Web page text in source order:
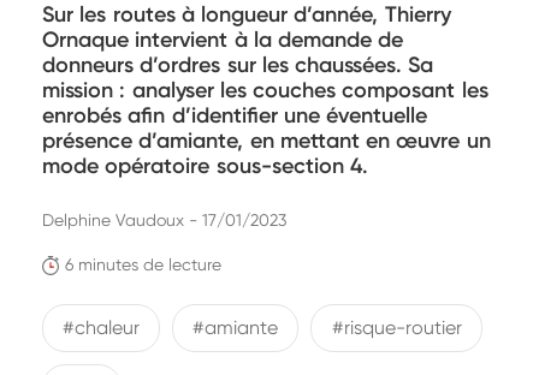
Sur les routes à longueur d’année, Thierry
Ornaque intervient à la demande de
donneurs d’ordres sur les chaussées. Sa
mission : analyser les couches composant les
enrobés afin d’identifier une éventuelle
présence d’amiante, en mettant en œuvre un
mode opératoire sous-section 4.
6 minutes de lecture
Delphine Vaudoux - 17/01/2023
#chaleur #amiante #risque-routier